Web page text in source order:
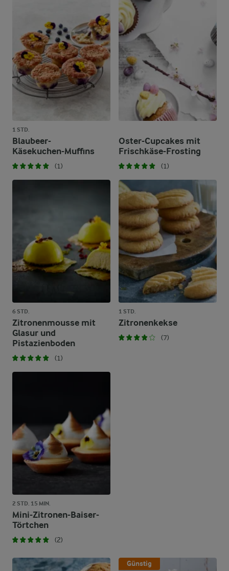
1 STD.
Blaubeer-
Käsekuchen-Muffins
(1)
Oster-Cupcakes mit
Frischkäse-Frosting
(1)
6 STD.
Zitronenmousse mit
Glasur und
Pistazienboden
(1)
1 STD.
Zitronenkekse
(7)
2 STD. 15 MIN.
Mini-Zitronen-Baiser-
Törtchen
(2)
Günstig